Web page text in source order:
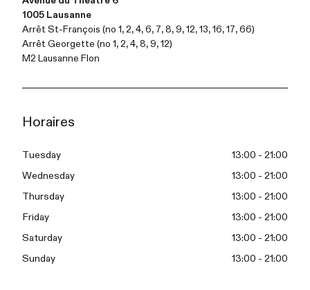
1005 Lausanne
Arrêt St-François (no 1, 2, 4, 6, 7, 8, 9, 12, 13, 16, 17, 66)
Arrêt Georgette (no 1, 2, 4, 8, 9, 12)
M2 Lausanne Flon
Horaires
Tuesday 13:00 - 21:00
Wednesday 13:00 - 21:00
Thursday 13:00 - 21:00
Friday 13:00 - 21:00
Saturday 13:00 - 21:00
Sunday 13:00 - 21:00